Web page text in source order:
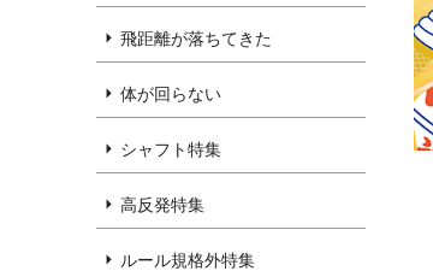
飛距離が落ちてきた
体が回らない
シャフト特集
高反発特集
ルール規格外特集